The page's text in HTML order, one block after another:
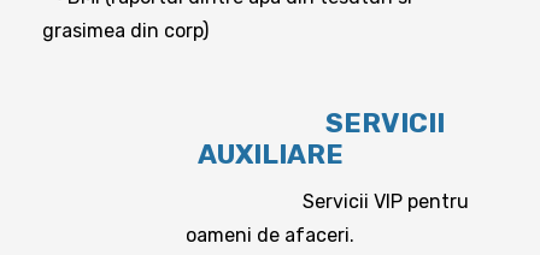
grasimea din corp)
SERVICII
AUXILIARE
Servicii VIP pentru
oameni de afaceri.